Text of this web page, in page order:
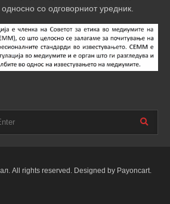
со одговорниот уредник.
All rights reserved. Designed by Payoncart.